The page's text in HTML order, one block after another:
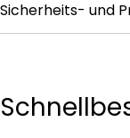
Sicherheits- und